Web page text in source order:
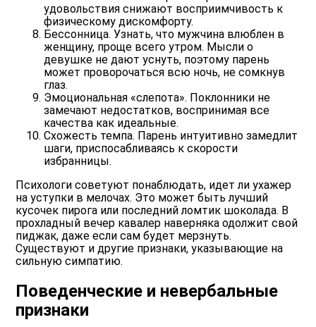
удовольствия снижают восприимчивость к
физическому дискомфорту.
Бессонница. Узнать, что мужчина влюблен в
женщину, проще всего утром. Мысли о
девушке не дают уснуть, поэтому парень
может проворочаться всю ночь, не сомкнув
глаз.
Эмоциональная «слепота». Поклонники не
замечают недостатков, воспринимая все
качества как идеальные.
Схожесть темпа. Парень интуитивно замедлит
шаги, приспосабливаясь к скорости
избранницы.
Психологи советуют понаблюдать, идет ли ухажер
на уступки в мелочах. Это может быть лучший
кусочек пирога или последний ломтик шоколада. В
прохладный вечер кавалер наверняка одолжит свой
пиджак, даже если сам будет мерзнуть.
Существуют и другие признаки, указывающие на
сильную симпатию.
Поведенческие и невербальные
признаки